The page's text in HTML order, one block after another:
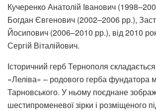
Кучеренко Анатолій Іванович
Богдан Євгенович (2002–2006 рр.),
Йосипович (2006–2010 рр.), від 2010
Сергій Віталійович.
Історичний герб Тернополя складається
«Леліва» – родового герба фундатора
Тарновського. У ньому поєднане
шестипроменевої зірки і розміщеного